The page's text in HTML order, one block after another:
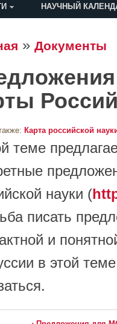
НАУЧНЫЙ
» Документы
Карта российской
теме
науки (
писать
и
в этой